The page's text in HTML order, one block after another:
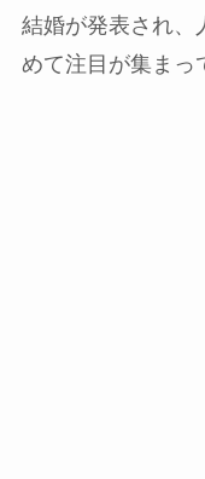
結婚が発表され、
めて注目が集まっ